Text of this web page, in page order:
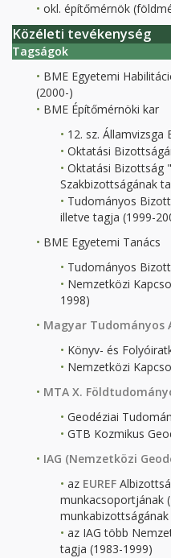
okl. építőmérnök
Közéleti tevékenység
Tagságok
BME Egyetemi
(2000-)
BME Építőmérnöki kar
12. sz.
Oktatási
Oktatási Bizottság
Szakbizottságának
Tudományos
illetve tagja (1999-
BME Egyetemi Tanács
Tudományos
Nemzetközi
1998)
Magyar Tudományos
Könyv- és
Nemzetközi
MTA X.
Geodéziai
GTB Kozmikus
IAG (Nemzetközi
az EUREF
munkacsoportjának
munkabizottságának
az IAG több
tagja (1983-1999)